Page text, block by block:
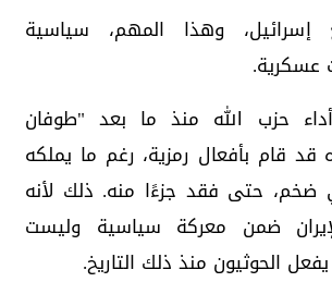
وهذا المهم، سياسية
عسكرية.
حزب الله منذ ما بعد "طوفان
قام بأفعال رمزية، رغم ما يملكه
حتى فقد جزءًا منه. ذلك لأنه
ضمن معركة سياسية وليست
الحوثيون منذ ذلك التاريخ.